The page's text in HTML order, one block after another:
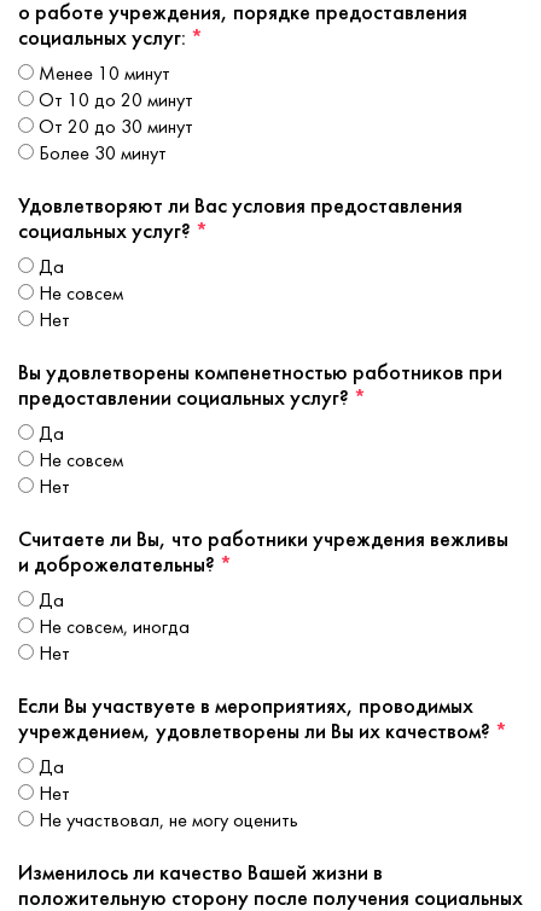
о работе учреждения, порядке предоставления
социальных услуг: *
менее 10 минут
от 10 до 20 минут
от 20 до 30 минут
более 30 минут
Удовлетворяют ли Вас условия предоставления
социальных услуг? *
да
не совсем
нет
Вы удовлетворены компенетностью работников при
предоставлении социальных услуг? *
да
не совсем
нет
Считаете ли Вы, что работники учреждения вежливы
и доброжелательны? *
да
не совсем, иногда
нет
Если Вы участвуете в мероприятиях, проводимых
учреждением, удовлетворены ли Вы их качеством? *
да
нет
не участвовал, не могу оценить
Изменилось ли качество Вашей жизни в
положительную сторону после получения социальных